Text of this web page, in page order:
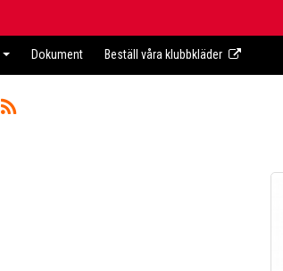
Dokument Beställ våra klubbkläder